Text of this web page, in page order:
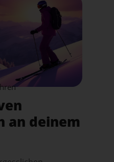
an deinem